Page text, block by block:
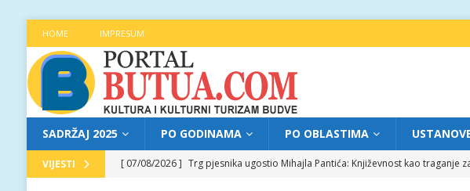
HOME IMPRESUM
SADRŽAJ 2025 PO GODINAMA PO OBLASTIMA
VIJESTI [ 07/08/2026 ] Trg pjesnika ugostio Mihajla Pantića: Književnost kao traganje